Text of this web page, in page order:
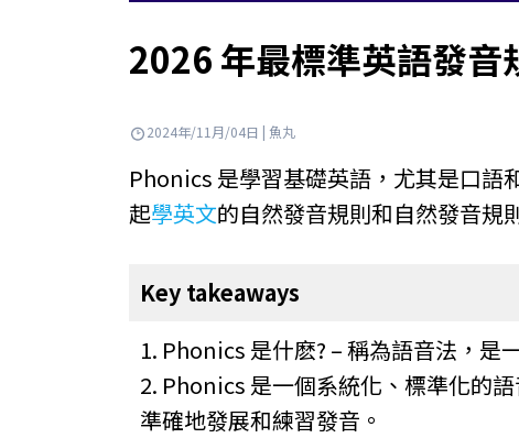
2026 年最標準英語發音
2024年/11月/04日 | 魚丸
Phonics 是學習基礎英語，尤其是口語
起學英文的自然發音規則和自然發音規
Key takeaways
1. Phonics 是什麽? – 稱為語音法，
2. Phonics 是一個系統化、標準化的
準確地發展和練習發音。